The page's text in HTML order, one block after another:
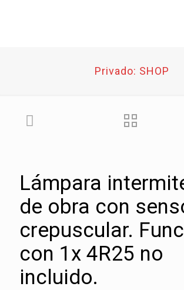
Privado: SHOP
Lámpara
de obra con
crepuscular.
con 1x 4R25 no
incluido.